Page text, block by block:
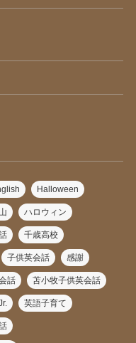
Halloween
ハロウィン
千歳高校
子供英会話 感謝
話 苫小牧子供英会話
英語子育て